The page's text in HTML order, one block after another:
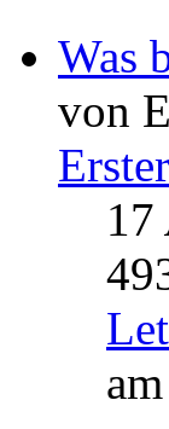
Was
von
17